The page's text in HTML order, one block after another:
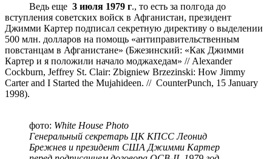
Ведь еще 3 июля 1979 г., то есть за полгода до
вступления советских войск в Афганистан, президент
Джимми Картер подписал секретную директиву о выделении
500 млн. долларов на помощь «антиправительственным
повстанцам в Афганистане» (Бжезинский: «Как Джимми
Картер и я положили начало моджахедам» // Alexander
Cockburn, Jeffrey St. Clair: Zbigniew Brzezinski: How Jimmy
Carter and I Started the Mujahideen. // CounterPunch, 15 January
1998).
фото: White House Photo
Генеральный секретарь ЦК КПСС Леонид
Брежнев и президент США Джимми Картер